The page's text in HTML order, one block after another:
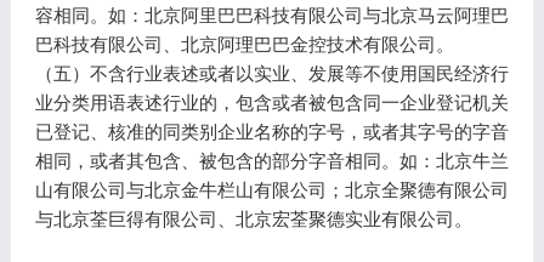
容相同。如：北京阿里巴巴科技有限公司与北京马云阿理巴
巴科技有限公司、北京阿理巴巴金控技术有限公司。
（五）不含行业表述或者以实业、发展等不使用国民经济行
业分类用语表述行业的，包含或者被包含同一企业登记机关
已登记、核准的同类别企业名称的字号，或者其字号的字音
相同，或者其包含、被包含的部分字音相同。如：北京牛兰
山有限公司与北京金牛栏山有限公司；北京全聚德有限公司
与北京荃巨得有限公司、北京宏荃聚德实业有限公司。